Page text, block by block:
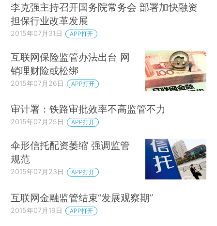
李克强主持召开国务院常务会 部署加快融资
担保行业改革发展
2015年07月31日 APP打开
互联网保险监管办法出台 网
销理财险或松绑
2015年07月26日 APP打开
审计署：铁路审批效率不高监管不力
2015年07月25日 APP打开
伞形信托配资萎缩 强调监管
规范
2015年07月23日 APP打开
互联网金融监管结束“发展观察期”
2015年07月19日 APP打开